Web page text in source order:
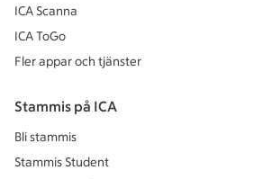
ICA Scanna
ICA ToGo
Fler appar och tjänster
Stammis på ICA
Bli stammis
Stammis Student